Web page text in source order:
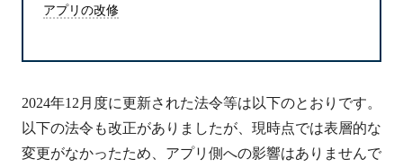
アプリの改修
2024年12月度に更新された法令等は以下のとおりです。
以下の法令も改正がありましたが、現時点では表層的な
変更がなかったため、アプリ側への影響はありませんで